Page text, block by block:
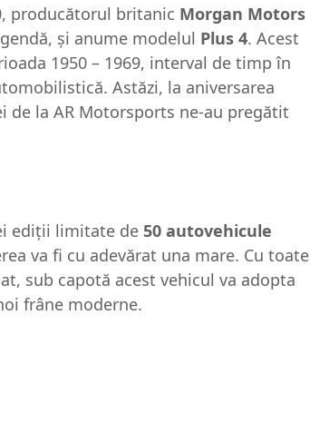
producătorul britanic Morgan Motors
și anume modelul Plus 4. Acest
1950 – 1969, interval de timp în
Astăzi, la aniversarea
de la AR Motorsports ne-au pregătit
ediții limitate de 50 autovehicule
va fi cu adevărat una mare. Cu toate
sub capotă acest vehicul va adopta
frâne moderne.